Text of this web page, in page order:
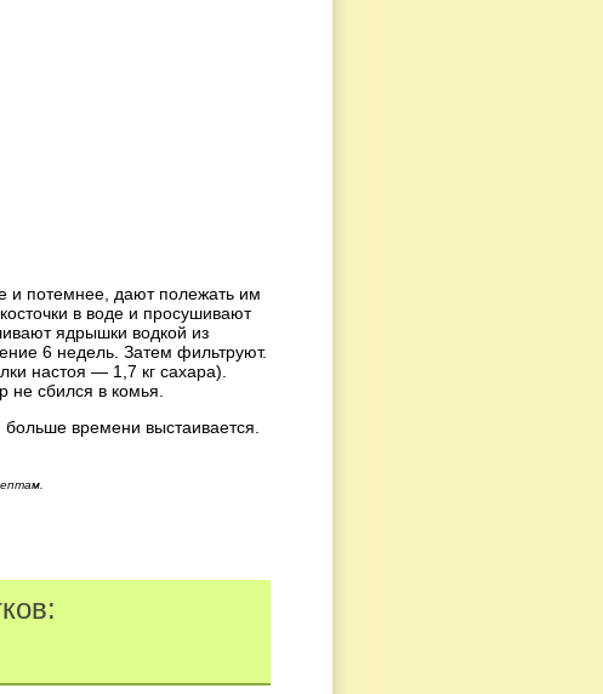
и потемнее, дают полежать им
в воде и просушивают
ядрышки водкой из
6 недель. Затем фильтруют.
настоя — 1,7 кг сахара).
не сбился в комья.
времени выстаивается.